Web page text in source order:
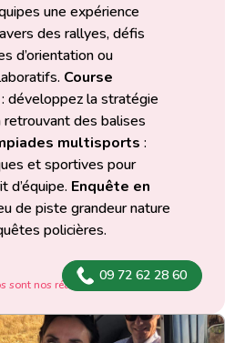
une expérience
des rallyes, défis
d’orientation ou
Course
: développez la stratégie
retrouvant des balises
multisports :
et sportives pour
d’équipe. Enquête en
de piste grandeur nature
policières.
sont nos réalisations
09 72 62 28 60